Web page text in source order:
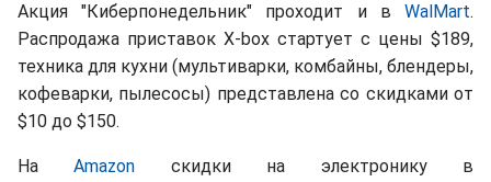
Акция "Киберпонедельник" проходит и в WalMart.
Распродажа приставок Х-box стартует с цены $189,
техника для кухни (мультиварки, комбайны, блендеры,
кофеварки, пылесосы) представлена со скидками от
$10 до $150.
НаAmazon скидки на электронику в